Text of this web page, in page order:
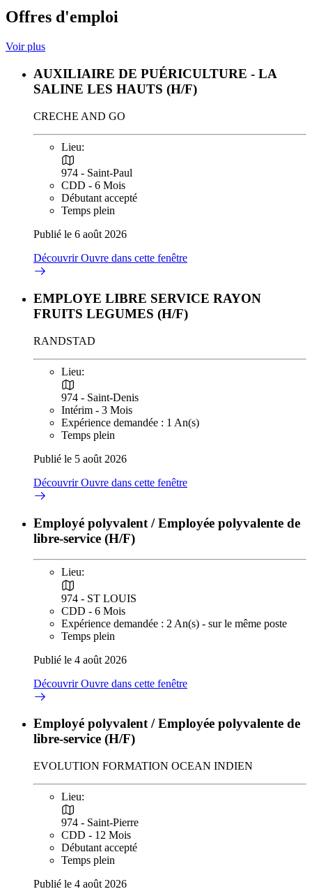
Offres d'emploi
Voir plus
AUXILIAIRE DE PUÉRICULTURE - LA
SALINE LES HAUTS (H/F)
CRECHE AND GO
Lieu:
974 - Saint-Paul
CDD - 6 Mois
Débutant accepté
Temps plein
Publié le 6 août 2026
DécouvrirOuvre dans cette fenêtre
EMPLOYE LIBRE SERVICE RAYON
FRUITS LEGUMES (H/F)
RANDSTAD
Lieu:
974 - Saint-Denis
Intérim - 3 Mois
Expérience demandée : 1 An(s)
Temps plein
Publié le 5 août 2026
DécouvrirOuvre dans cette fenêtre
Employé polyvalent / Employée polyvalente de
libre-service (H/F)
Lieu:
974 - ST LOUIS
CDD - 6 Mois
Expérience demandée : 2 An(s) - sur le même poste
Temps plein
Publié le 4 août 2026
DécouvrirOuvre dans cette fenêtre
Employé polyvalent / Employée polyvalente de
libre-service (H/F)
EVOLUTION FORMATION OCEAN INDIEN
Lieu:
974 - Saint-Pierre
CDD - 12 Mois
Débutant accepté
Temps plein
Publié le 4 août 2026